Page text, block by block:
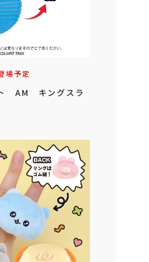
場予定
AM キングスラ